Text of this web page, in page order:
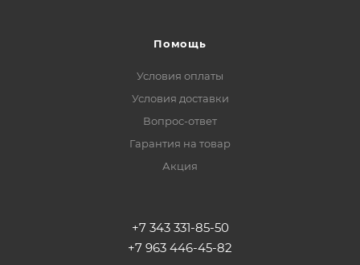
Помощь
Условия оплаты
Условия доставки
Вопрос-ответ
Гарантия на товар
Акция
+7 343 331-85-50
+7 963 446-45-82